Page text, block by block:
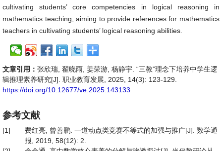
cultivating students’ core competencies in logical reasoning in
mathematics teaching, aiming to provide references for mathematics
teachers in cultivating students’ logical reasoning abilities.
文章引用： 张欣瑞, 翟晓雨, 姜荣游, 杨静宇. “三教”理念下培养中学生逻
辑推理素养研究[J]. 职业教育发展, 2025, 14(3): 123-129.
https://doi.org/10.12677/ve.2025.143133
参考文献
[1]
费红亮, 曾善鹏. 一道动点类竞赛不等式的加强与推广[J]. 数学通
报, 2019, 58(12): 2.